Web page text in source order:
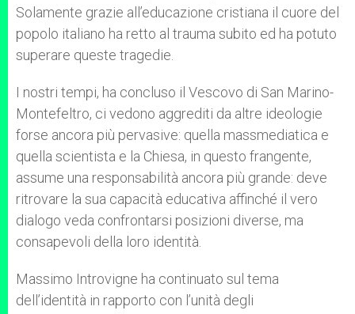
Solamente grazie all’educazione cristiana il cuore del
popolo italiano ha retto al trauma subito ed ha potuto
superare queste tragedie.
I nostri tempi, ha concluso il Vescovo di San Marino-
Montefeltro, ci vedono aggrediti da altre ideologie
forse ancora più pervasive: quella massmediatica e
quella scientista e la Chiesa, in questo frangente,
assume una responsabilità ancora più grande: deve
ritrovare la sua capacità educativa affinché il vero
dialogo veda confrontarsi posizioni diverse, ma
consapevoli della loro identità.
Massimo Introvigne ha continuato sul tema
dell’identità in rapporto con l’unità degli